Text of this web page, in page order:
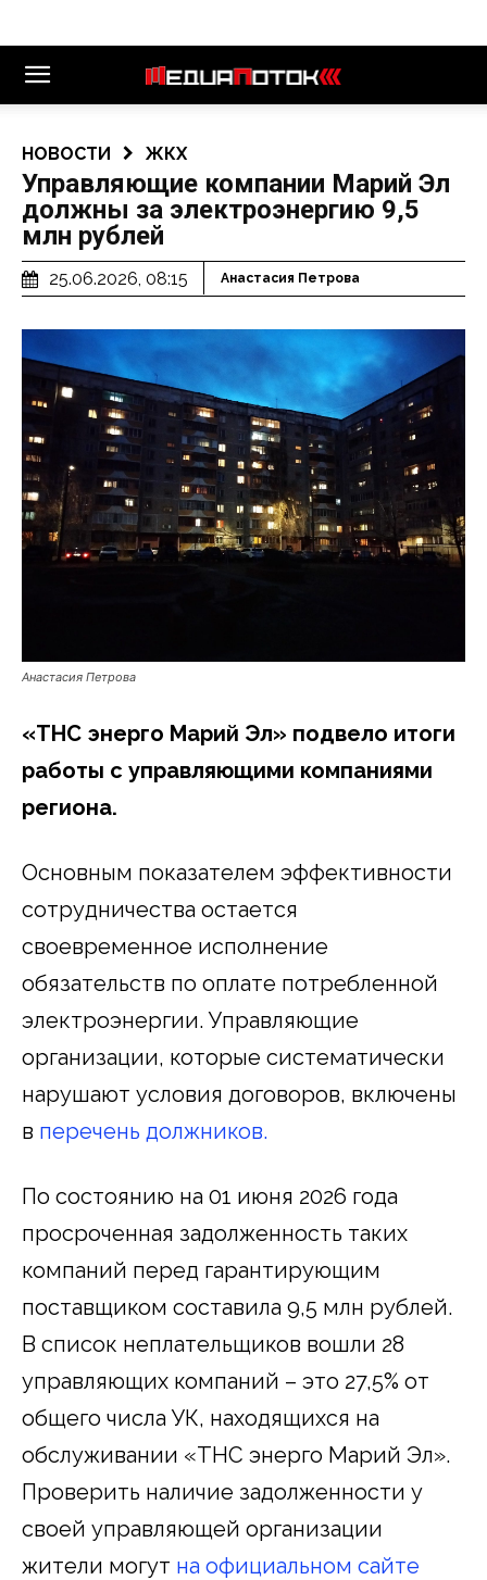
НОВОСТИ ЖКХ
Управляющие компании Марий Эл
должны за электроэнергию 9,5
млн рублей
25.06.2026, 08:15 Анастасия Петрова
Анастасия Петрова
«ТНС энерго Марий Эл» подвело итоги
работы с управляющими компаниями
региона.
Основным показателем эффективности
сотрудничества остается
своевременное исполнение
обязательств по оплате потребленной
электроэнергии. Управляющие
организации, которые систематически
нарушают условия договоров, включены
в перечень должников.
По состоянию на 01 июня 2026 года
просроченная задолженность таких
компаний перед гарантирующим
поставщиком составила 9,5 млн рублей.
В список неплательщиков вошли 28
управляющих компаний – это 27,5% от
общего числа УК, находящихся на
обслуживании «ТНС энерго Марий Эл».
Проверить наличие задолженности у
своей управляющей организации
жители могут на официальном сайте